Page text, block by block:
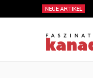
NEUE ARTIKEL